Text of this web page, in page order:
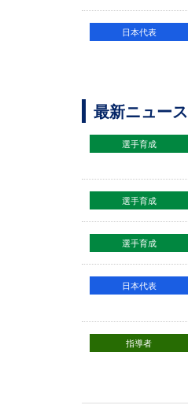
日本代表
最新ニュース
選手育成
選手育成
選手育成
日本代表
指導者